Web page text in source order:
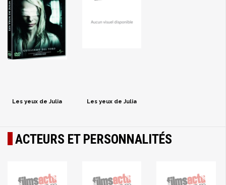
Les yeux de Julia Les yeux de Julia
ACTEURS ET PERSONNALITÉS